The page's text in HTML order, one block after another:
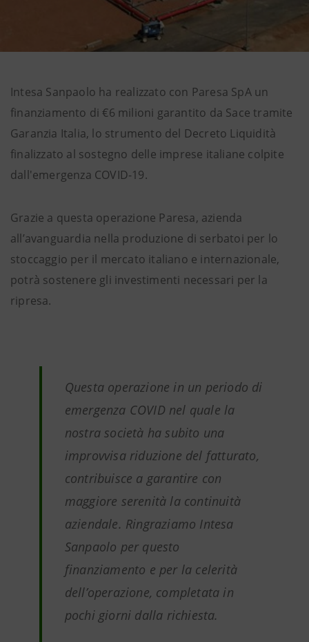
Intesa Sanpaolo ha realizzato con Paresa SpA un
finanziamento di €6 milioni garantito da Sace tramite
Garanzia Italia, lo strumento del Decreto Liquidità
finalizzato al sostegno delle imprese italiane colpite
dall'emergenza COVID-19.
Grazie a questa operazione Paresa, azienda
all’avanguardia nella produzione di serbatoi per lo
stoccaggio per il mercato italiano e internazionale,
potrà sostenere gli investimenti necessari per la
ripresa.
Questa operazione in un periodo di
emergenza COVID nel quale la
nostra società ha subito una
improvvisa riduzione del fatturato,
contribuisce a garantire con
maggiore serenità la continuità
aziendale. Ringraziamo Intesa
Sanpaolo per questo
finanziamento e per la celerità
dell’operazione, completata in
pochi giorni dalla richiesta.